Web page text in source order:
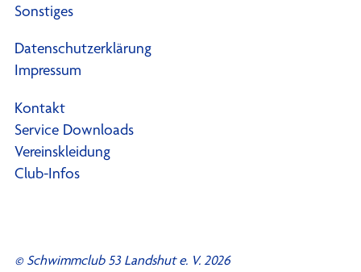
Sonstiges
Datenschutzerklärung
Impressum
Kontakt
Service Downloads
Vereinskleidung
Club-Infos
© Schwimmclub 53 Landshut e. V. 2026